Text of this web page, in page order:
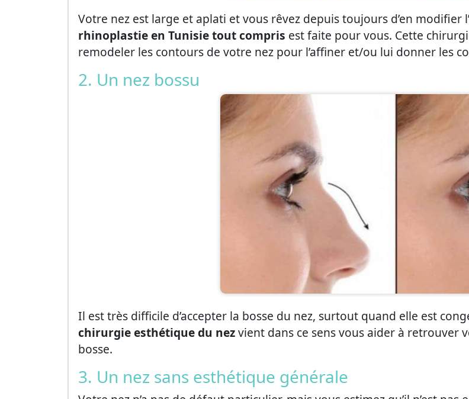
Votre nez est large et aplati et vous rêvez depuis toujours d’en modifier
rhinoplastie en Tunisie tout compris est faite pour vous. Cette
remodeler les contours de votre nez pour l’affiner et/ou lui donner les
2. Un nez bossu
Il est très difficile d’accepter la bosse du nez, surtout quand elle est
chirurgie esthétique du nezvient dans ce sens vous aider à retrouver
bosse.
3. Un nez sans esthétique générale